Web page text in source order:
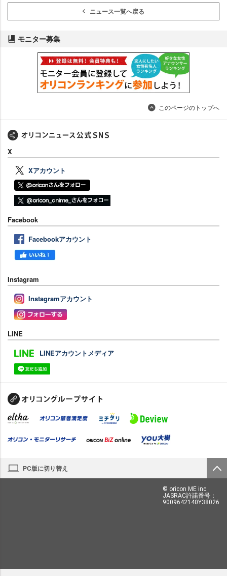
ニュース一覧へ戻る
モニター募集
このページのトップへ
X
Xアカウント
Facebook
Facebookアカウント
Instagram
Instagramアカウント
LINE
LINEアカウントメディア
PC版に切り替え
© oricon ME inc.
JASRAC許諾番号：
9009642140Y38026